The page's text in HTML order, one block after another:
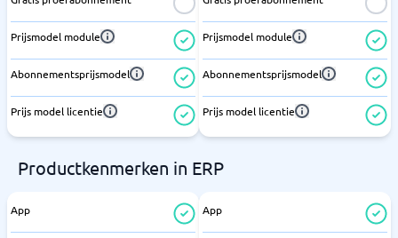
Prijsmodel module
Abonnementsprijsmodel
Prijs model licentie
Prijsmodel module
Abonnementsprijsmodel
Prijs model licentie
Productkenmerken in ERP
App App